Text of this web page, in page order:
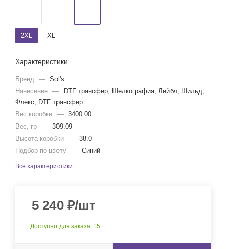
2XL XL
Характеристики
Бренд — Sol's
Нанесение —
DTF трансфер, Шелкография, Лейбл, Шильд,
Флекс, DTF трансфер
Вес коробки — 3400.00
Вес, гр — 309.09
Высота коробки — 38.0
Подбор по цвету — Синий
Все характеристики
5 240 ₽/шт
Доступно для заказа: 15